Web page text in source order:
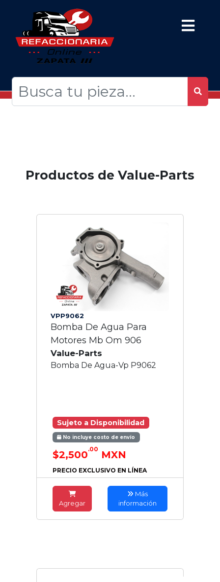
Productos de Value-Parts
VPP9062
Bomba De Agua Para
Motores Mb Om 906
Value-Parts
Bomba De Agua-Vp P9062
Sujeto a Disponibilidad
No incluye costo de envío
$2,500.00 MXN
PRECIO EXCLUSIVO EN LÍNEA
Agregar
Más
información